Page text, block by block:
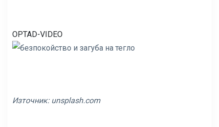
OPTAD-VIDEO
Източник: unsplash.com